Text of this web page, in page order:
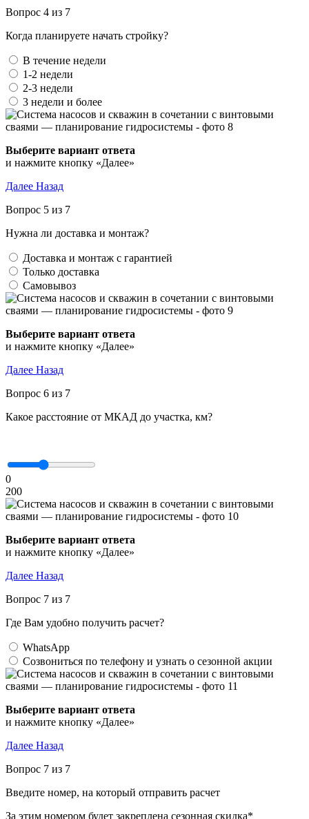
Вопрос 4 из 7
Когда планируете начать стройку?
В течение недели
1-2 недели
2-3 недели
3 недели и более
Выберите вариант ответа
и нажмите кнопку «Далее»
Далее Назад
Вопрос 5 из 7
Нужна ли доставка и монтаж?
Доставка и монтаж с гарантией
Только доставка
Самовывоз
Выберите вариант ответа
и нажмите кнопку «Далее»
Далее Назад
Вопрос 6 из 7
Какое расстояние от МКАД до участка, км?
0
200
Выберите вариант ответа
и нажмите кнопку «Далее»
Далее Назад
Вопрос 7 из 7
Где Вам удобно получить расчет?
WhatsApp
Созвониться по телефону и узнать о сезонной акции
Выберите вариант ответа
и нажмите кнопку «Далее»
Далее Назад
Вопрос 7 из 7
Введите номер, на который отправить расчет
За этим номером будет закреплена сезонная скидка*